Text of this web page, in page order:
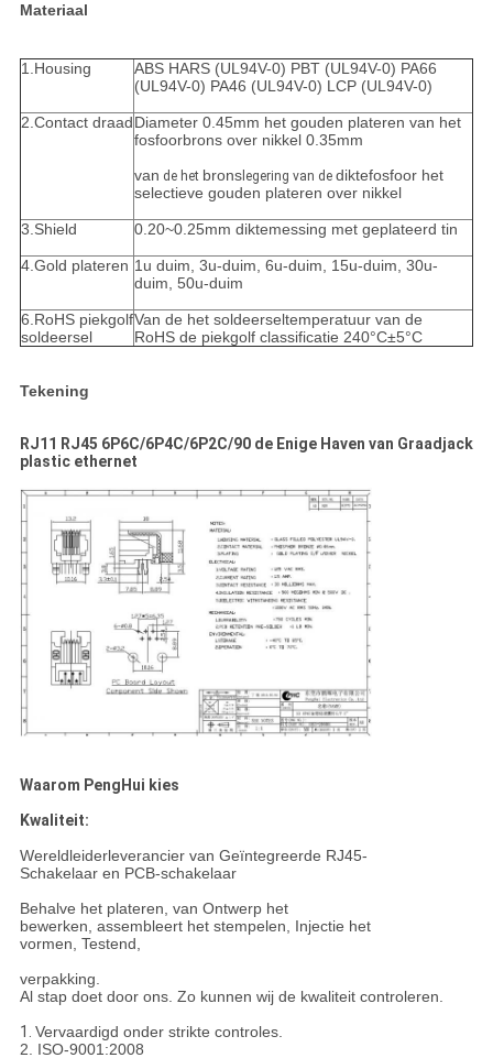
Materiaal
1.Housing
ABS HARS (UL94V-0) PBT (UL94V-0) PA66
(UL94V-0) PA46 (UL94V-0) LCP (UL94V-0)
2.Contact draadDiameter 0.45mm het gouden plateren van het
fosfoorbrons over nikkel 0.35mm
van de het bronslegering van de diktefosfoor het
selectieve gouden plateren over nikkel
3.Shield 0.20~0.25mm diktemessing met geplateerd tin
4.Gold plateren 1u duim, 3u-duim, 6u-duim, 15u-duim, 30u-
duim, 50u-duim
6.RoHS piekgolf
soldeersel
Van de het soldeerseltemperatuur van de
RoHS de piekgolf classificatie 240°C±5°C
Tekening
RJ11 RJ45 6P6C/6P4C/6P2C/90 de Enige Haven van Graadjack
plastic ethernet
Waarom PengHui kies
Kwaliteit:
Wereldleiderleverancier van Geïntegreerde RJ45-
Schakelaar en PCB-schakelaar
Behalve het plateren, van Ontwerp het
bewerken, assembleert het stempelen, Injectie het
vormen, Testend,
verpakking.
Al stap doet door ons. Zo kunnen wij de kwaliteit controleren.
1. Vervaardigd onder strikte controles.
2. ISO-9001:2008